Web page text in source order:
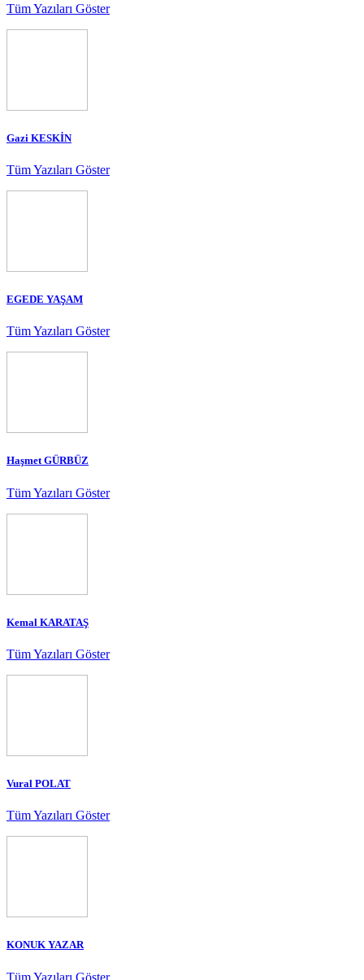
Tüm Yazıları Göster
Gazi KESKİN
Tüm Yazıları Göster
EGEDE YAŞAM
Tüm Yazıları Göster
Haşmet GÜRBÜZ
Tüm Yazıları Göster
Kemal KARATAŞ
Tüm Yazıları Göster
Vural POLAT
Tüm Yazıları Göster
KONUK YAZAR
Tüm Yazıları Göster